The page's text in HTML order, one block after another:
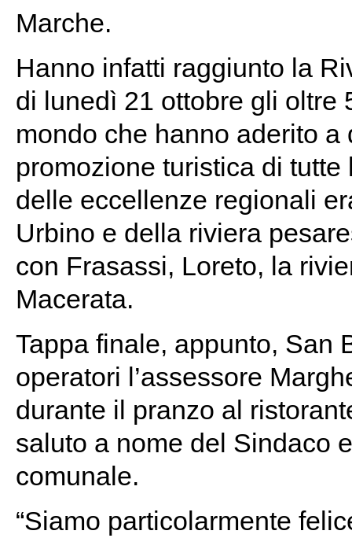
Marche.
Hanno infatti raggiunto la
di lunedì 21 ottobre gli oltre
mondo che hanno aderito
promozione turistica di
delle eccellenze regionali
Urbino e della riviera
con Frasassi, Loreto, la
Macerata.
Tappa finale, appunto, San
operatori l’assessore
durante il pranzo al
saluto a nome del Sindaco
comunale.
“Siamo particolarmente